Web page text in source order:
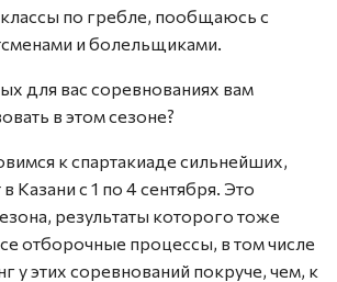
по гребле, пообщаюсь с
и болельщиками.
для вас соревнованиях вам
в этом сезоне?
к спартакиаде сильнейших,
Казани с 1 по 4 сентября. Это
результаты которого тоже
отборочные процессы, в том числе
у этих соревнований покруче, чем, к